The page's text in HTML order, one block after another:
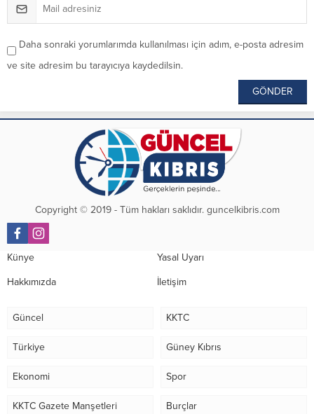
Daha sonraki yorumlarımda kullanılması için adım, e-posta adresim
ve site adresim bu tarayıcıya kaydedilsin.
Copyright © 2019 - Tüm hakları saklıdır. guncelkibris.com
Künye Yasal Uyarı
Hakkımızda İletişim
Güncel KKTC
Türkiye Güney Kıbrıs
Ekonomi Spor
KKTC Gazete Manşetleri Burçlar